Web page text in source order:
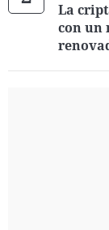
La
con un